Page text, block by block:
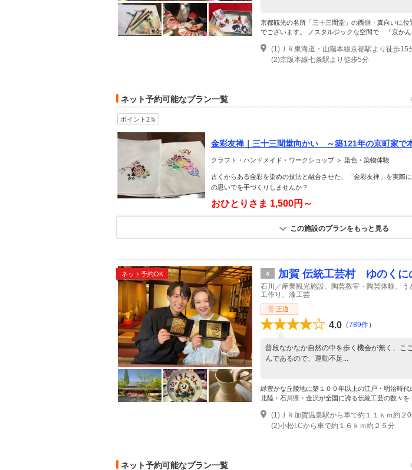
京都観光の名所「三十三間堂」の西側・真向いに
でございます。 ノスタルジックな空間で 「京かん
(1)ＪＲ東海道・山陽本線京都駅より徒歩15
(2)京阪本線七条駅より徒歩5分
ネット予約可能なプラン一覧
ポイント2％
金彩友禅｜三十三間堂向かい ～築121年の京町家
クラフト・ハンドメイド・ワークショップ ＞ 染色・染物体験
古くからある金彩を染めの技法と融合させた、「金彩友禅」を実際
の思いでを手づくりしませんか？
おひとりさま 1,500円～
この施設のプランをもっと見る
ネット予約OK 4 加賀 伝統工芸村 ゆのくに
石川／産業観光施設、陶芸教室・陶芸体験、う
工作り、漆工芸
王道
4.0 （789件）
普段なかなか自然の中を歩く機会が無く、こ
んであるので、運動不足...
緑豊かな丘陵地に築１００年以上の江戸・明治時代
北陸・石川県・金沢が全国に誇る伝統工芸の数々を
(1)ＪＲ加賀温泉駅から車で約１１ｋｍ約２
(2)小松I.Cから車で約１６ｋｍ約２５分
ネット予約可能なプラン一覧